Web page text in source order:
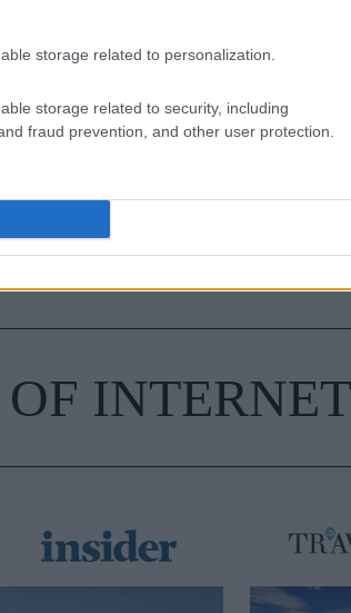
storage related to personalization.
storage related to security, including
fraud prevention, and other user protection.
OF INTERNET